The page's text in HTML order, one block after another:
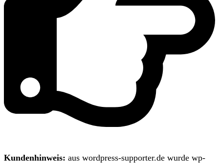
Kundenhinweis: aus wordpress-supporter.de wurde wp-